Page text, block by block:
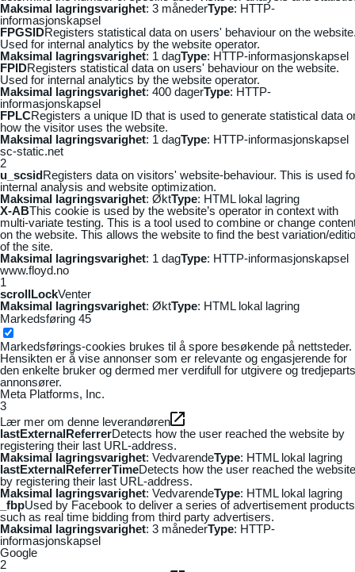
Maksimal lagringsvarighet: 3 månederType: HTTP-
informasjonskapsel
FPGSIDRegisters statistical data on users' behaviour on the
Used for internal analytics by the website operator.
Maksimal lagringsvarighet: 1 dagType: HTTP-informasjonskapsel
FPIDRegisters statistical data on users' behaviour on the website.
Used for internal analytics by the website operator.
Maksimal lagringsvarighet: 400 dagerType: HTTP-
informasjonskapsel
FPLCRegisters a unique ID that is used to generate statistical data
how the visitor uses the website.
Maksimal lagringsvarighet: 1 dagType: HTTP-informasjonskapsel
sc-static.net
2
u_scsidRegisters data on visitors' website-behaviour. This is used
internal analysis and website optimization.
Maksimal lagringsvarighet: ØktType: HTML lokal lagring
X-ABThis cookie is used by the website’s operator in context with
multi-variate testing. This is a tool used to combine or change
on the website. This allows the website to find the best variation/
of the site.
Maksimal lagringsvarighet: 1 dagType: HTTP-informasjonskapsel
www.floyd.no
1
scrollLockVenter
Maksimal lagringsvarighet: ØktType: HTML lokal lagring
Markedsføring 45
Markedsførings-cookies brukes til å spore besøkende på nettsteder.
Hensikten er å vise annonser som er relevante og engasjerende for
den enkelte bruker og dermed mer verdifull for utgivere og tredjeparts
annonsører.
Meta Platforms, Inc.
3
Lær mer om denne leverandøren
lastExternalReferrerDetects how the user reached the website by
registering their last URL-address.
Maksimal lagringsvarighet: VedvarendeType: HTML lokal lagring
lastExternalReferrerTimeDetects how the user reached the website
by registering their last URL-address.
Maksimal lagringsvarighet: VedvarendeType: HTML lokal lagring
_fbpUsed by Facebook to deliver a series of advertisement products
such as real time bidding from third party advertisers.
Maksimal lagringsvarighet: 3 månederType: HTTP-
informasjonskapsel
Google
2